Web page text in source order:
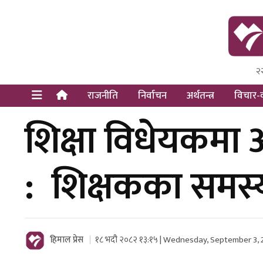
Himal
Dot
राजनीति निर्वाचन अर्थतन्त्र विचार-
शिक्षा विधेयकमा
: शिक्षकका
हिमाल प्रेस १८ भदौ २०८२ १३:१५ | Wednesday, September 3,